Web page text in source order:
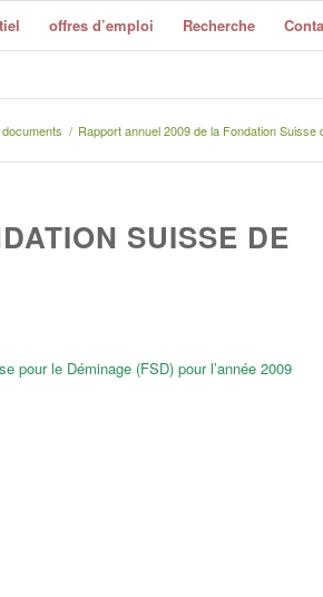
offres d’emploi Recherche
documents / Rapport annuel 2009 de la Fondation Suisse
SUISSE DE
pour le Déminage (FSD) pour l’année 2009